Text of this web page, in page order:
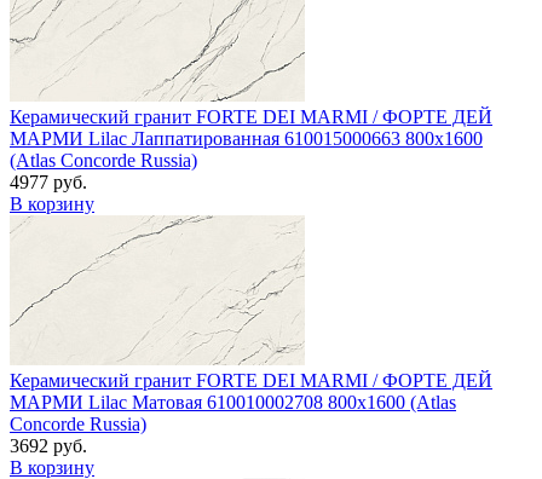
Керамический гранит FORTE DEI MARMI / ФОРТЕ ДЕЙ
МАРМИ Lilac Лаппатированная 610015000663 800x1600
(Atlas Concorde Russia)
4977 руб.
В корзину
Керамический гранит FORTE DEI MARMI / ФОРТЕ ДЕЙ
МАРМИ Lilac Матовая 610010002708 800x1600 (Atlas
Concorde Russia)
3692 руб.
В корзину